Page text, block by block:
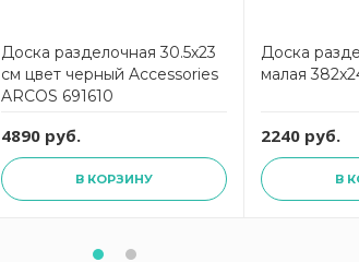
Доска разделочная 30.5х23
см цвет черный Accessories
ARCOS 691610
4890 руб.
В КОРЗИНУ
Доска
малая
2240 руб.
В